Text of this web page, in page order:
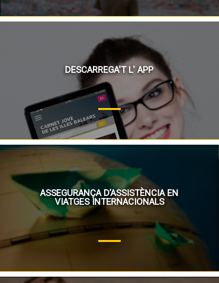
DESCARREGA'T L' APP
ASSEGURANÇA D’ASSISTÈNCIA EN
VIATGES INTERNACIONALS